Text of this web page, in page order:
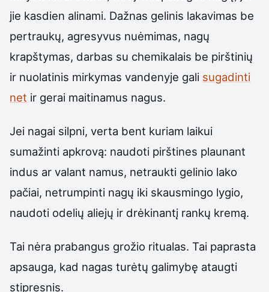
jie kasdien alinami. Dažnas gelinis lakavimas be
pertraukų, agresyvus nuėmimas, nagų
krapštymas, darbas su chemikalais be pirštinių
ir nuolatinis mirkymas vandenyje gali sugadinti
net ir gerai maitinamus nagus.
Jei nagai silpni, verta bent kuriam laikui
sumažinti apkrovą: naudoti pirštines plaunant
indus ar valant namus, netraukti gelinio lako
pačiai, netrumpinti nagų iki skausmingo lygio,
naudoti odelių aliejų ir drėkinantį rankų kremą.
Tai nėra prabangus grožio ritualas. Tai paprasta
apsauga, kad nagas turėtų galimybę ataugti
stipresnis.